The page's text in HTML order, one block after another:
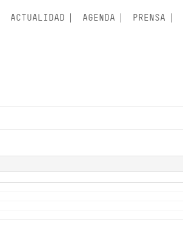
ACTUALIDAD AGENDA PRENSA